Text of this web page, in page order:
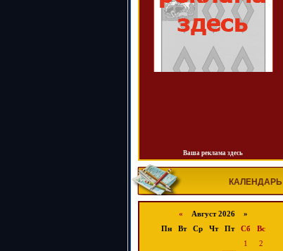
Ваша реклама здесь
КАЛЕНДАРЬ
« Август 2026 »
Пн
Вт Ср Чт Пт Сб
Вс
1
2